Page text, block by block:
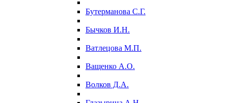
Бутерманова С.Г.
Бычков И.Н.
Ватлецова М.П.
Ващенко А.О.
Волков Д.А.